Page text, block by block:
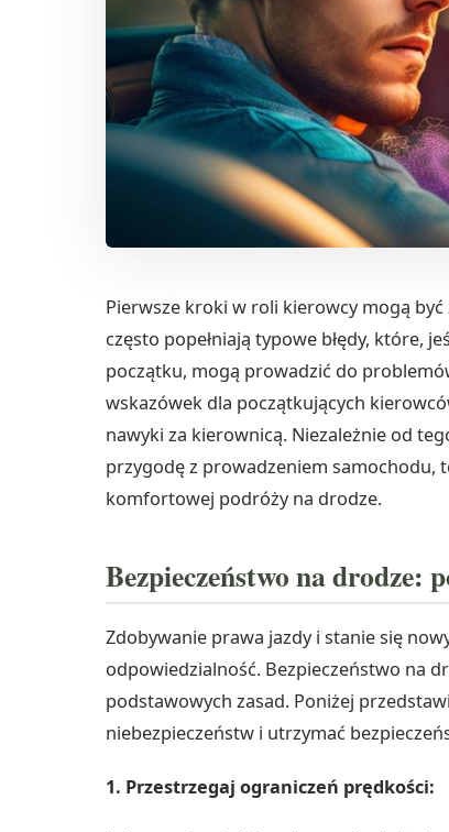
Pierwsze kroki w roli kierowcy mogą
często popełniają typowe błędy, które,
początku, mogą prowadzić do
wskazówek dla początkujących
nawyki za kierownicą. Niezależnie od
przygodę z prowadzeniem samochodu,
komfortowej podróży na drodze.
Bezpieczeństwo na drodze:
Zdobywanie prawa jazdy i stanie się
odpowiedzialność. Bezpieczeństwo na
podstawowych zasad. Poniżej
niebezpieczeństw i utrzymać
1. Przestrzegaj ograniczeń prędkości: